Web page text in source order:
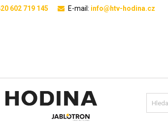
602 719 145 E-mail: info@htv-hodina.cz